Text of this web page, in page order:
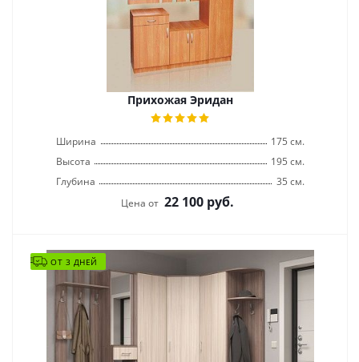
Прихожая Эридан
Ширина
175 см.
Высота
195 см.
Глубина
35 см.
Цена от 22 100 руб.
ОТ 3 ДНЕЙ